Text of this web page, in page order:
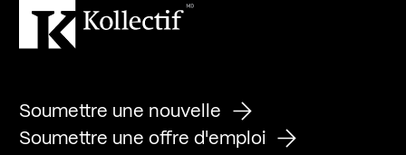
Soumettre une nouvelle
Soumettre une offre d'emploi